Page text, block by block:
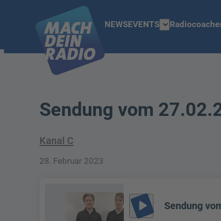
NEWSEVENTS expand_more
Sendung vom
Kanal C
28. Februar 2023
play_arrow Sendung